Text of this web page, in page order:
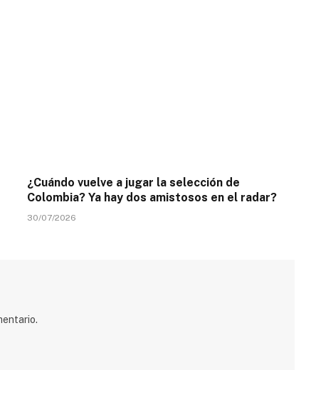
¿Cuándo vuelve a jugar la selección de
Colombia? Ya hay dos amistosos en el radar?
30/07/2026